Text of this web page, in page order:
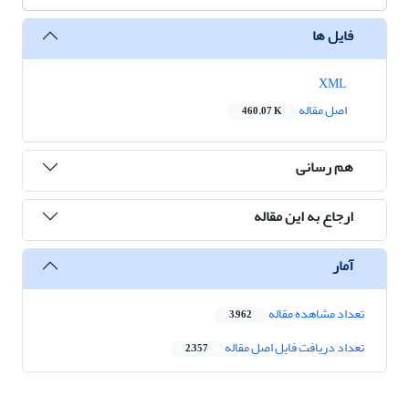
فایل ها
اصل مقاله
460.07 K
هم رسانی
ارجاع به این مقاله
آمار
تعداد مشاهده مقاله 3,962
تعداد دریافت فایل اصل مقاله 2,357